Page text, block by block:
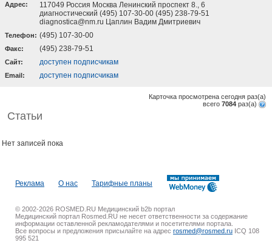
Адрес:
117049 Россия Москва Ленинский проспект 8., 6
диагностический (495) 107-30-00 (495) 238-79-51
diagnostica@nm.ru Цаплин Вадим Дмитриевич
Телефон: (495) 107-30-00
Факс: (495) 238-79-51
Cайт: доступен подписчикам
Email: доступен подписчикам
Карточка просмотрена сегодня раз(a)
всего 7084 раз(a)
Статьи
Нет записей пока
Реклама О нас Тарифные планы
© 2002-2026 ROSMED.RU Медицинский b2b портал
Медицинский портал Rosmed.RU не несет ответственности за содержание
информации оставленной рекламодателями и посетителями портала.
Все вопросы и предложения присылайте на адрес rosmed@rosmed.ru ICQ 108
995 521